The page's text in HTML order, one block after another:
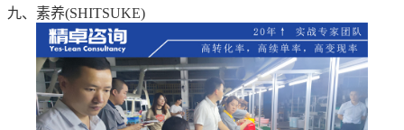
九、素养(SHITSUKE)